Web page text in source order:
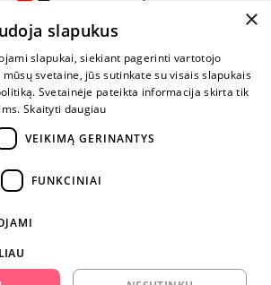
PARDUOTUVĖ
NENUSTOK
ŽAISTI
600 84088
fantazijos.lt
×
slapukus
slapukai, siekiant pagerinti vartotojo
svetaine, jūs sutinkate su visais slapukais
Svetainėje pateikta informacija skirta tik
Skaityti daugiau
VEIKIMĄ GERINANTYS
FUNKCINIAI